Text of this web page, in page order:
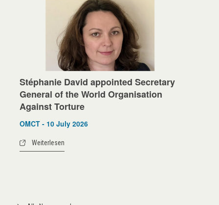
Stéphanie David appointed Secretary
General of the World Organisation
Against Torture
OMCT - 10 July 2026
Weiterlesen